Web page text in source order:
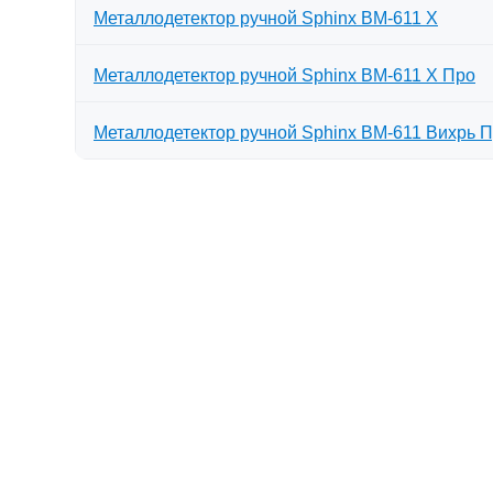
Металлодетектор ручной Sphinx BM-611 X
Металлодетектор ручной Sphinx BM-611 X Про
Металлодетектор ручной Sphinx ВМ-611 Вихрь